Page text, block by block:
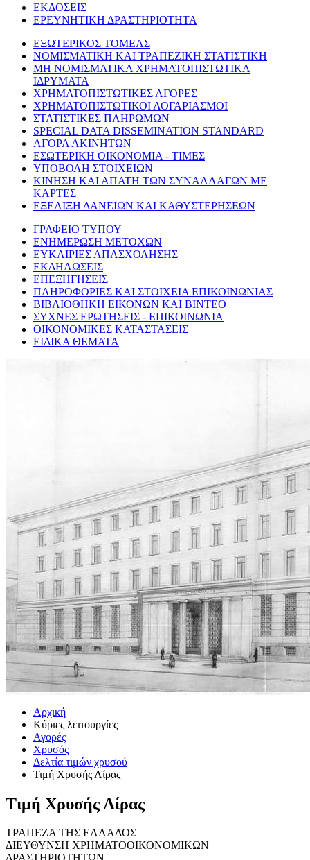
ΕΚΔΟΣΕΙΣ
ΕΡΕΥΝΗΤΙΚΗ ΔΡΑΣΤΗΡΙΟΤΗΤΑ
ΕΞΩΤΕΡΙΚΟΣ ΤΟΜΕΑΣ
ΝΟΜΙΣΜΑΤΙΚΗ ΚΑΙ ΤΡΑΠΕΖΙΚΗ ΣΤΑΤΙΣΤΙΚΗ
ΜΗ ΝΟΜΙΣΜΑΤΙΚΑ ΧΡΗΜΑΤΟΠΙΣΤΩΤΙΚΑ
ΙΔΡΥΜΑΤΑ
ΧΡΗΜΑΤΟΠΙΣΤΩΤΙΚΕΣ ΑΓΟΡΕΣ
ΧΡΗΜΑΤΟΠΙΣΤΩΤΙΚΟΙ ΛΟΓΑΡΙΑΣΜΟΙ
ΣΤΑΤΙΣΤΙΚΕΣ ΠΛΗΡΩΜΩΝ
SPECIAL DATA DISSEMINATION STANDARD
ΑΓΟΡΑ ΑΚΙΝΗΤΩΝ
ΕΣΩΤΕΡΙΚΗ ΟΙΚΟΝΟΜΙΑ - ΤΙΜΕΣ
ΥΠΟΒΟΛΗ ΣΤΟΙΧΕΙΩΝ
ΚΙΝΗΣΗ ΚΑΙ ΑΠΑΤΗ ΤΩΝ ΣΥΝΑΛΛΑΓΩΝ ΜΕ
ΚΑΡΤΕΣ
ΕΞΕΛΙΞΗ ΔΑΝΕΙΩΝ ΚΑΙ ΚΑΘΥΣΤΕΡΗΣΕΩΝ
ΓΡΑΦΕΙΟ ΤΥΠΟΥ
ΕΝΗΜΕΡΩΣΗ ΜΕΤΟΧΩΝ
ΕΥΚΑΙΡΙΕΣ ΑΠΑΣΧΟΛΗΣΗΣ
ΕΚΔΗΛΩΣΕΙΣ
ΕΠΕΞΗΓΗΣΕΙΣ
ΠΛΗΡΟΦΟΡΙΕΣ ΚΑΙ ΣΤΟΙΧΕΙΑ ΕΠΙΚΟΙΝΩΝΙΑΣ
ΒΙΒΛΙΟΘΗΚΗ ΕΙΚΟΝΩΝ ΚΑΙ ΒΙΝΤΕΟ
ΣΥΧΝΕΣ ΕΡΩΤΗΣΕΙΣ - ΕΠΙΚΟΙΝΩΝΙΑ
ΟΙΚΟΝΟΜΙΚΕΣ ΚΑΤΑΣΤΑΣΕΙΣ
ΕΙΔΙΚΑ ΘΕΜΑΤΑ
Αρχική
Κύριες λειτουργίες
Αγορές
Χρυσός
Δελτία τιμών χρυσού
Τιμή Χρυσής Λίρας
Τιμή Χρυσής Λίρας
ΤΡΑΠΕΖΑ ΤΗΣ ΕΛΛΑΔΟΣ
ΔΙΕΥΘΥΝΣΗ ΧΡΗΜΑΤΟΟΙΚΟΝΟΜΙΚΩΝ